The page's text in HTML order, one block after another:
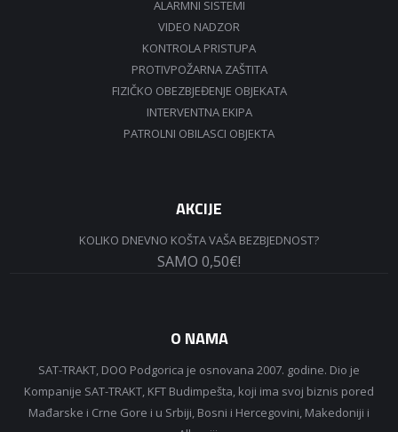
ALARMNI SISTEMI
VIDEO NADZOR
KONTROLA PRISTUPA
PROTIVPOŽARNA ZAŠTITA
FIZIČKO OBEZBJEĐENJE OBJEKATA
INTERVENTNA EKIPA
PATROLNI OBILASCI OBJEKTA
AKCIJE
KOLIKO DNEVNO KOŠTA VAŠA BEZBJEDNOST?
SAMO 0,50€!
O NAMA
SAT-TRAKT, DOO Podgorica je osnovana 2007. godine. Dio je
Kompanije SAT-TRAKT, KFT Budimpešta, koji ima svoj biznis pored
Mađarske i Crne Gore i u Srbiji, Bosni i Hercegovini, Makedoniji i